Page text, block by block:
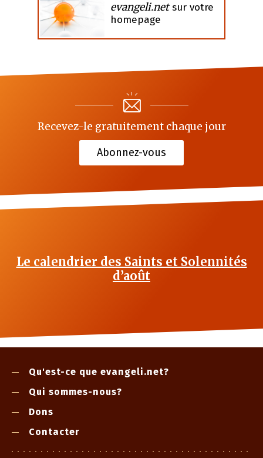
evangeli.netsur votre
homepage
Recevez-le gratuitement chaque jour
Abonnez-vous
Le calendrier des Saints et Solennités
d’août
Qu'est-ce que evangeli.net?
Qui sommes-nous?
Dons
Contacter